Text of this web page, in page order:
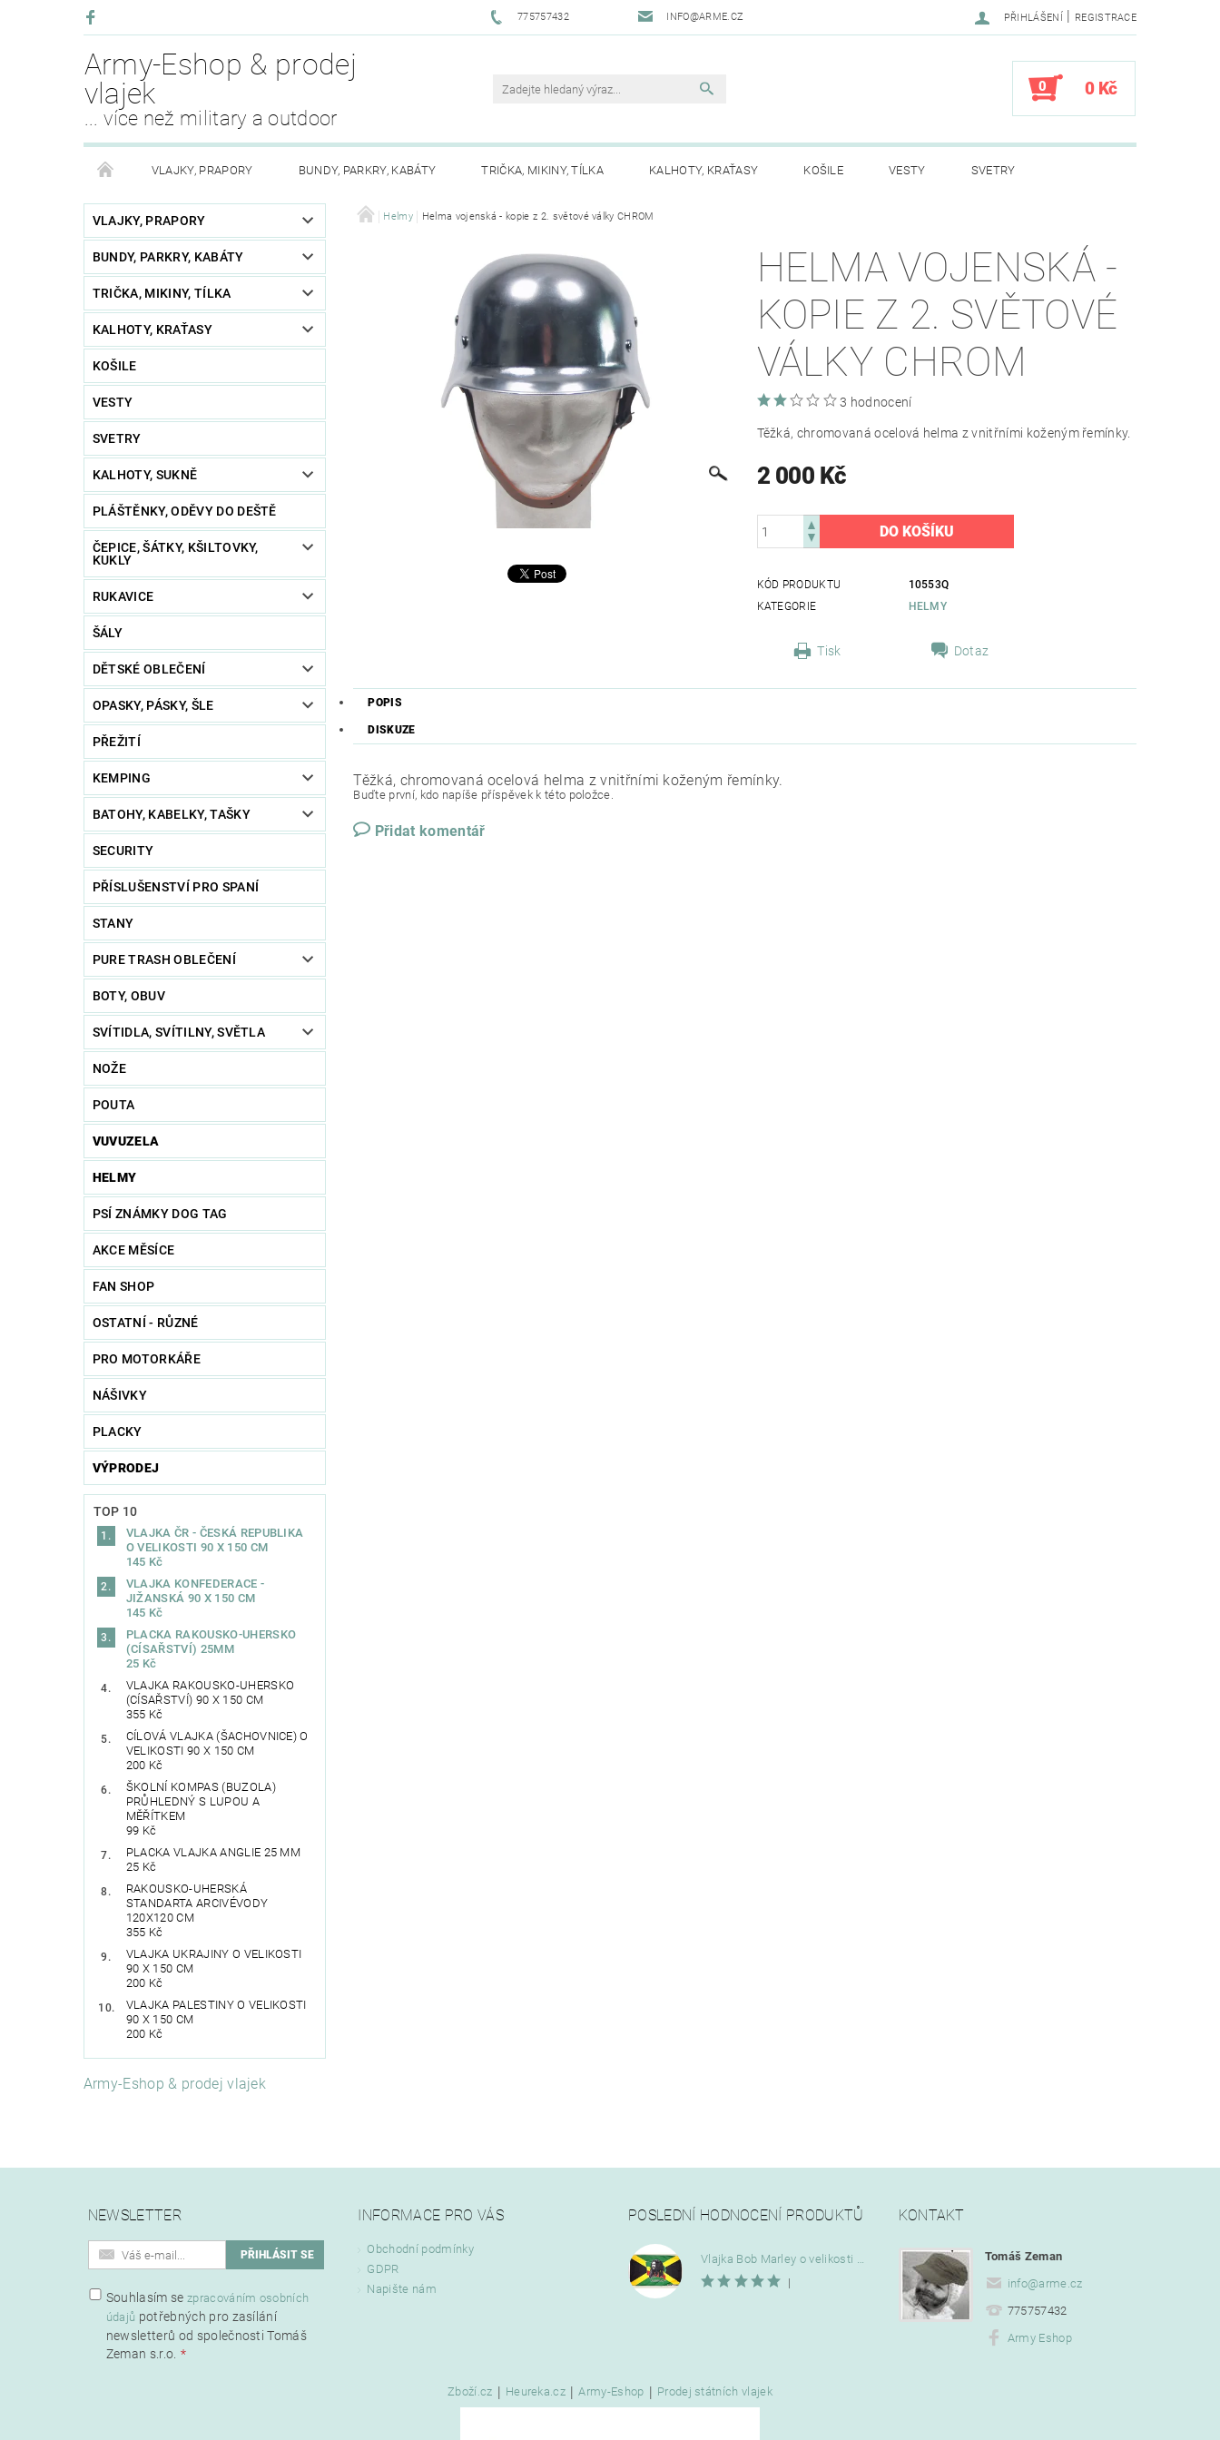
775757432 INFO@ARME.CZ PŘIHLÁŠENÍ | REGISTRACE
Army-Eshop & prodej
vlajek
... více než military a outdoor
0 0 Kč
VLAJKY, PRAPORY BUNDY, PARKRY, KABÁTY TRIČKA, MIKINY, TÍLKA KALHOTY, KRAŤASY KOŠILE VESTY SVETRY
KALHOTY, SUKNĚ PLÁŠTĚNKY, ODĚVY DO DEŠTĚ ČEPICE, ŠÁTKY, KŠILTOVKY, KUKLY
OPASKY, PÁSKY, ŠLE BATOHY, KABELKY, TAŠKY PŘÍSLUŠENSTVÍ PRO SPANÍ STANY
PURE TRASH OBLEČENÍ BOTY, OBUV SVÍTIDLA, SVÍTILNY, SVĚTLA NOŽE VUVUZELA HELMY PSÍ ZNÁMKY DOG TAG
AKCE MĚSÍCE PRO MOTORKÁŘE NÁŠIVKY VÝPRODEJ KONTAKTY
VLAJKY, PRAPORY
BUNDY, PARKRY, KABÁTY
TRIČKA, MIKINY, TÍLKA
KALHOTY, KRAŤASY
KOŠILE
VESTY
SVETRY
KALHOTY, SUKNĚ
PLÁŠTĚNKY, ODĚVY DO DEŠTĚ
ČEPICE, ŠÁTKY, KŠILTOVKY,
KUKLY
RUKAVICE
ŠÁLY
DĚTSKÉ OBLEČENÍ
OPASKY, PÁSKY, ŠLE
PŘEŽITÍ
KEMPING
BATOHY, KABELKY, TAŠKY
SECURITY
PŘÍSLUŠENSTVÍ PRO SPANÍ
STANY
PURE TRASH OBLEČENÍ
BOTY, OBUV
SVÍTIDLA, SVÍTILNY, SVĚTLA
NOŽE
POUTA
VUVUZELA
HELMY
PSÍ ZNÁMKY DOG TAG
AKCE MĚSÍCE
FAN SHOP
OSTATNÍ - RŮZNÉ
PRO MOTORKÁŘE
NÁŠIVKY
PLACKY
VÝPRODEJ
TOP 10
VLAJKA ČR - ČESKÁ REPUBLIKA
O VELIKOSTI 90 X 150 CM
145 Kč
VLAJKA KONFEDERACE -
JIŽANSKÁ 90 X 150 CM
145 Kč
PLACKA RAKOUSKO-UHERSKO
(CÍSAŘSTVÍ) 25MM
25 Kč
VLAJKA RAKOUSKO-UHERSKO
(CÍSAŘSTVÍ) 90 X 150 CM
355 Kč
CÍLOVÁ VLAJKA (ŠACHOVNICE) O
VELIKOSTI 90 X 150 CM
200 Kč
ŠKOLNÍ KOMPAS (BUZOLA)
PRŮHLEDNÝ S LUPOU A
MĚŘÍTKEM
99 Kč
PLACKA VLAJKA ANGLIE 25 MM
25 Kč
RAKOUSKO-UHERSKÁ
STANDARTA ARCIVÉVODY
120X120 CM
355 Kč
VLAJKA UKRAJINY O VELIKOSTI
90 X 150 CM
200 Kč
VLAJKA PALESTINY O VELIKOSTI
90 X 150 CM
200 Kč
Army-Eshop & prodej vlajek
Helmy Helma vojenská - kopie z 2. světové války CHROM
HELMA VOJENSKÁ -
KOPIE Z 2. SVĚTOVÉ
VÁLKY CHROM
3 hodnocení
Těžká, chromovaná ocelová helma z vnitřními koženým řemínky.
2 000 Kč
KÓD PRODUKTU
10553Q
KATEGORIE
HELMY
Tisk Dotaz
POPIS
DISKUZE
Těžká, chromovaná ocelová helma z vnitřními koženým řemínky.
Buďte první, kdo napíše příspěvek k této položce.
Přidat komentář
NEWSLETTER
Souhlasím se zpracováním osobních
údajů potřebných pro zasílání
newsletterů od společnosti Tomáš
Zeman s.r.o.
INFORMACE PRO VÁS
Obchodní podmínky
GDPR
Napište nám
POSLEDNÍ HODNOCENÍ PRODUKTŮ
|
KONTAKT
Tomáš Zeman
info@arme.cz
775757432
Army Eshop
Zboží.cz | Heureka.cz | Army-Eshop | Prodej státních vlajek